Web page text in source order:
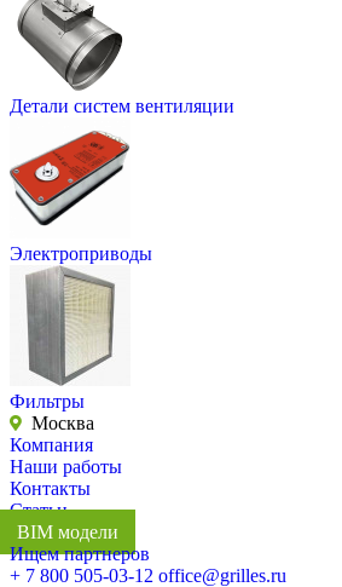
Детали систем вентиляции
Электроприводы
Фильтры
Москва
Компания
Наши работы
Контакты
Статьи
BIM модели
Ищем партнеров
+ 7 800 505-03-12 office@grilles.ru